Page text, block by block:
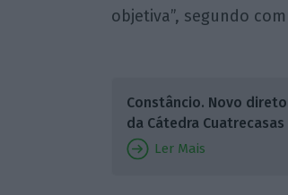
objetiva”, segundo
Constâncio. Novo
da Cátedra Cuatrecasas
Ler Mais